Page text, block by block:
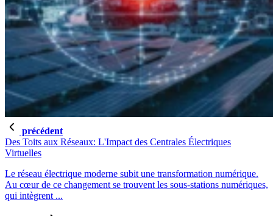
précédent
Des Toits aux Réseaux: L'Impact des Centrales Électriques
Virtuelles
Le réseau électrique moderne subit une transformation numérique.
Au cœur de ce changement se trouvent les sous-stations numériques,
qui intègrent ...